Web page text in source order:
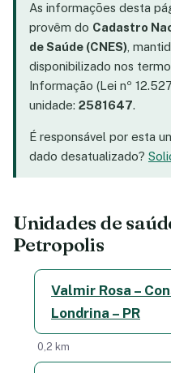
As informações desta
provêm do Cadastro
de Saúde (CNES) ,
disponibilizado nos
Informação (Lei nº
unidade: 2581647.
É responsável por esta
dado desatualizado?
Unidades de
Petropolis
Valmir Rosa –
Londrina – PR
0,2 km